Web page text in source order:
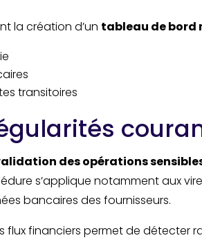
la création d’un tableau de bord
transitoires
des opérations
s’applique notamment aux
bancaires des fournisseurs.
financiers permet de détecter